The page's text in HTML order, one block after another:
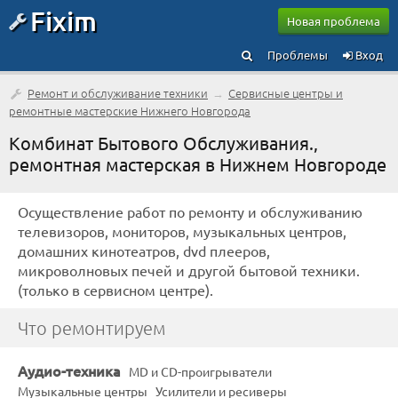
Fixim Новая проблема
Вход
Проблемы
Ремонт и обслуживание техники → Сервисные центры и
ремонтные мастерские Нижнего Новгорода
Комбинат Бытового Обслуживания.,
ремонтная мастерская в Нижнем Новгороде
Осуществление работ по ремонту и обслуживанию
телевизоров, мониторов, музыкальных центров,
домашних кинотеатров, dvd плееров,
микроволновых печей и другой бытовой техники.
(только в сервисном центре).
Что ремонтируем
Аудио-техника
MD и CD-проигрыватели
Музыкальные центры Усилители и ресиверы